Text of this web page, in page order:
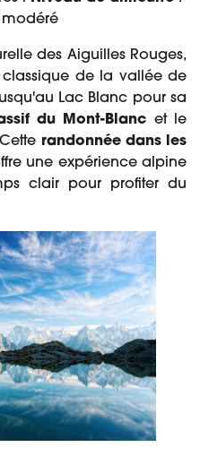
modéré
des Aiguilles Rouges,
de la vallée de
Lac Blanc pour sa
du Mont-Blanc et le
randonnée dans les
une expérience alpine
clair pour profiter du